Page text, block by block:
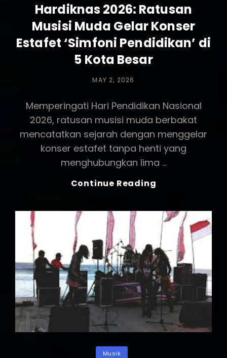
Hardiknas 2026: Ratusan
Musisi Muda Gelar Konser
Estafet ‘Simfoni Pendidikan’ di
5 Kota Besar
POSTED
MAY 2, 2026
Memperingati Hari Pendidikan Nasional
2026, ratusan musisi muda berbakat
mencatatkan sejarah dengan menggelar
konser estafet tanpa henti yang
menghubungkan lima …
Continue Reading
Musisi
Muda
Gelar
Konser
Estafet
‘Simfoni
Pendidikan’
Di
5
Kota
Categories
Musik